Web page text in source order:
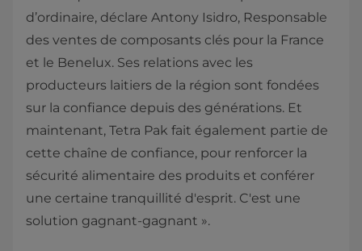
d’ordinaire, déclare Antony Isidro, Responsable
des ventes de composants clés pour la France
et le Benelux. Ses relations avec les
producteurs laitiers de la région sont fondées
sur la confiance depuis des générations. Et
maintenant, Tetra Pak fait également partie de
cette chaîne de confiance, pour renforcer la
sécurité alimentaire des produits et conférer
une certaine tranquillité d'esprit. C'est une
solution gagnant-gagnant ».